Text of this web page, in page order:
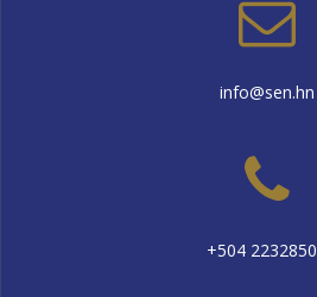
info@sen.hn
+504